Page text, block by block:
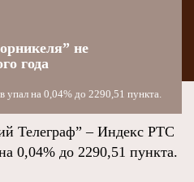
не
года
упал на 0,04% до 2290,51 пункта.
Телеграф” – Индекс РТС
0,04% до 2290,51 пункта.